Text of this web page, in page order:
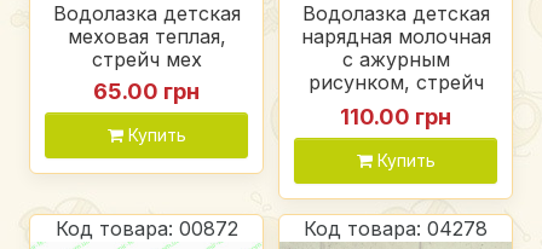
Водолазка детская
меховая теплая,
стрейч мех
65.00 грн
Купить
Водолазка детская
нарядная молочная
с ажурным
рисунком, стрейч
ажур
110.00 грн
Купить
Код товара: 00872 Код товара: 04278